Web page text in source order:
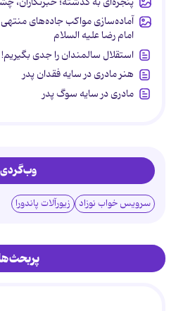
آماده‌سازی مواکب جاده‌های
امام رضا علیه السلام
استقلال سالمندان را جدی بگیریم!
هنر مادری در سایه‌ فقدان پدر
مادری در سایه سوگ پدر
وب‌گردی
سرویس خواب نوزاد زیورآلات پاندورا